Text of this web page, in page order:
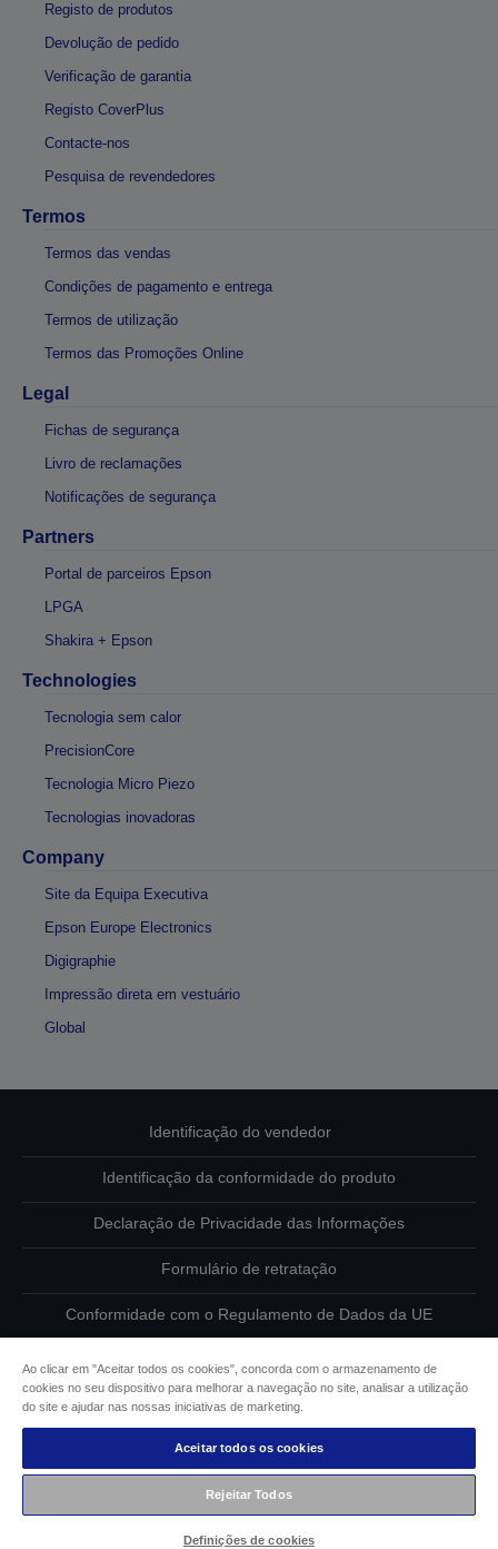
Registo de produtos
Devolução de pedido
Verificação de garantia
Registo CoverPlus
Contacte-nos
Pesquisa de revendedores
Termos
Termos das vendas
Condições de pagamento e entrega
Termos de utilização
Termos das Promoções Online
Legal
Fichas de segurança
Livro de reclamações
Notificações de segurança
Partners
Portal de parceiros Epson
LPGA
Shakira + Epson
Technologies
Tecnologia sem calor
PrecisionCore
Tecnologia Micro Piezo
Tecnologias inovadoras
Company
Site da Equipa Executiva
Epson Europe Electronics
Digigraphie
Impressão direta em vestuário
Global
Identificação do vendedor
Identificação da conformidade do produto
Declaração de Privacidade das Informações
Formulário de retratação
Conformidade com o Regulamento de Dados da UE
Informações sobre cookies
Compromisso da Epson para com a acessibilidade
Copyright © 2026 Seiko Epson
Ao clicar em "Aceitar todos os cookies", concorda com o armazenamento de
cookies no seu dispositivo para melhorar a navegação no site, analisar a utilização
do site e ajudar nas nossas iniciativas de marketing.
Aceitar todos os cookies
Rejeitar Todos
Definições de cookies